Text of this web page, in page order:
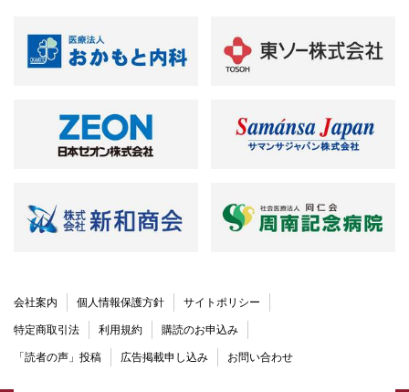
会社案内 個人情報保護方針 サイトポリシー
特定商取引法 利用規約 購読のお申込み
「読者の声」投稿 広告掲載申し込み お問い合わせ